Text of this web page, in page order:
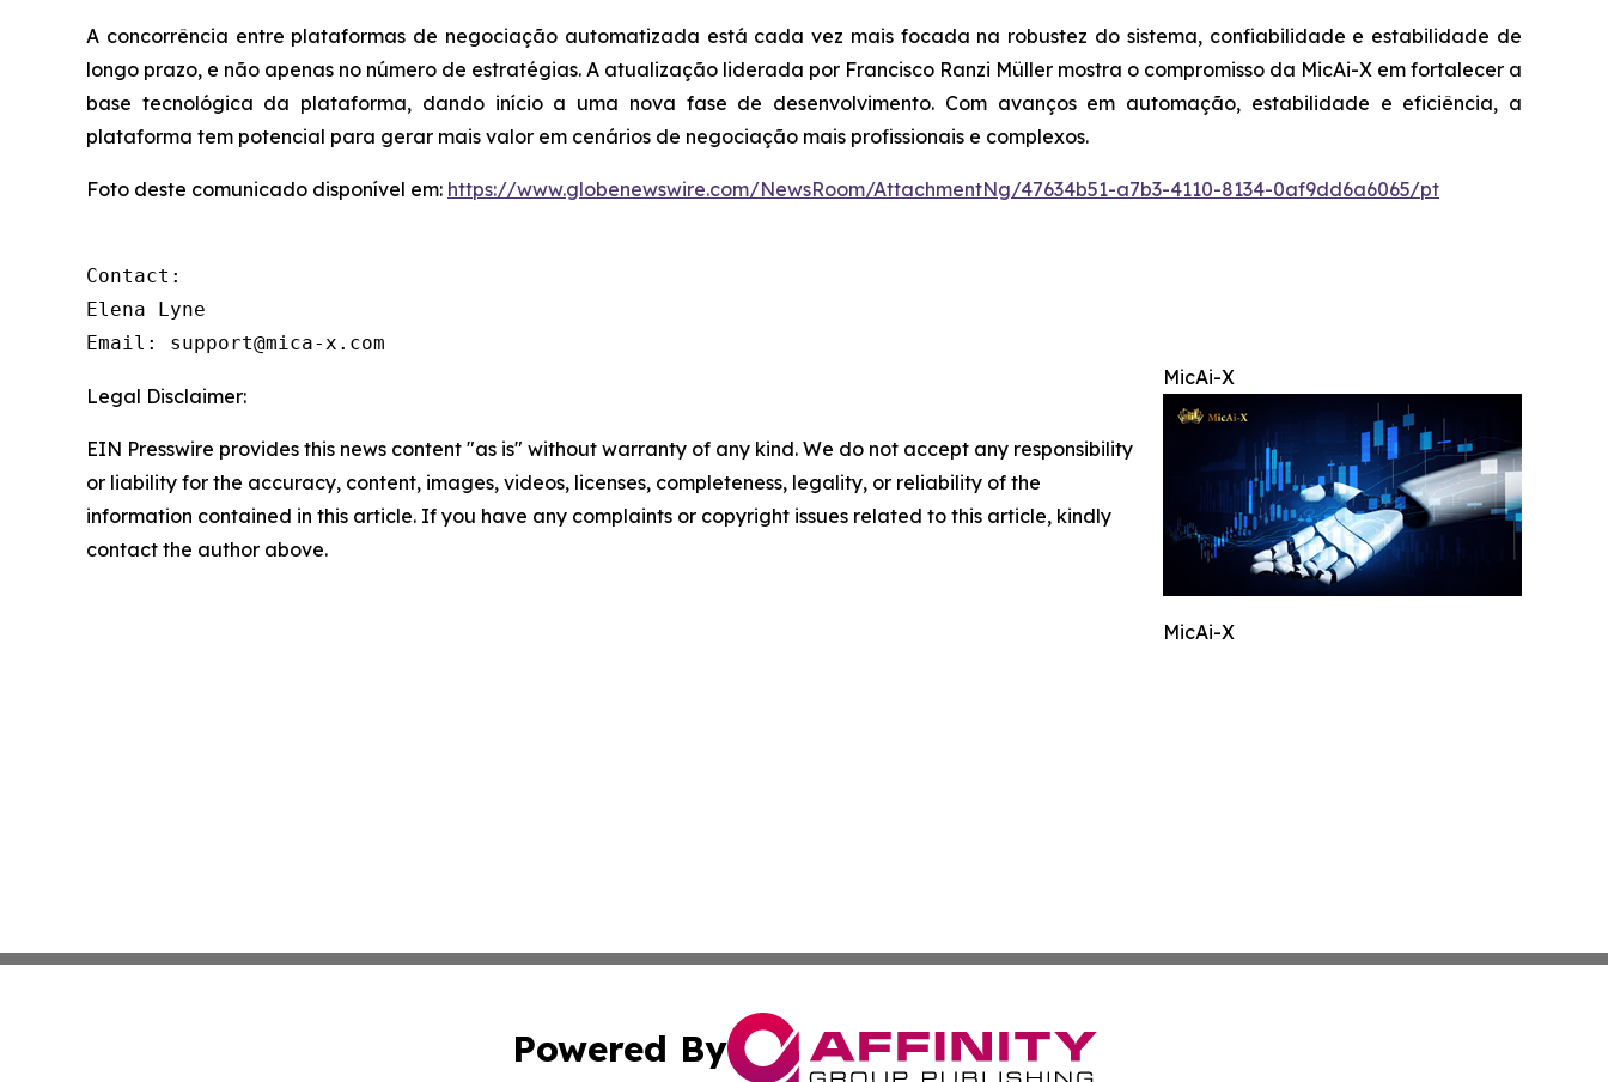
A concorrência entre plataformas de negociação automatizada está cada vez mais focada na robustez do sistema, confiabilidade e estabilidade de
longo prazo, e não apenas no número de estratégias. A atualização liderada por Francisco Ranzi Müller mostra o compromisso da MicAi-X em fortalecer a
base tecnológica da plataforma, dando início a uma nova fase de desenvolvimento. Com avanços em automação, estabilidade e eficiência, a
plataforma tem potencial para gerar mais valor em cenários de negociação mais profissionais e complexos.
Foto deste comunicado disponível em: https://www.globenewswire.com/NewsRoom/AttachmentNg/47634b51-a7b3-4110-8134-0af9dd6a6065/pt
Contact:
Elena Lyne
Email: support@mica-x.com
MicAi-X
MicAi-X
Legal Disclaimer:
EIN Presswire provides this news content "as is" without warranty of any kind. We do not accept any responsibility
or liability for the accuracy, content, images, videos, licenses, completeness, legality, or reliability of the
information contained in this article. If you have any complaints or copyright issues related to this article, kindly
contact the author above.
Powered By